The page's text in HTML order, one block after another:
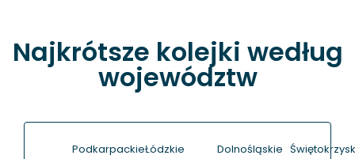
Najkrótsze kolejki według
województw
PodkarpackieŁódzkie
Dolnośląskie